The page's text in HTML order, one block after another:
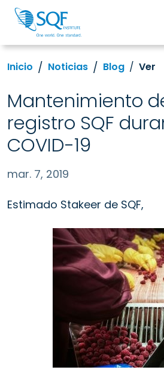
Inicio Noticias Blog Ver
Mantenimiento
registro SQF
COVID-19
mar. 7, 2019
Estimado Stakeer de SQF,